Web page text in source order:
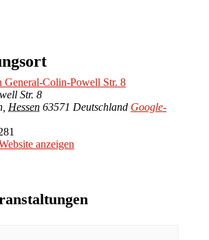
General-Colin-Powell Str. 8
Str. 8
Hessen 63571 Deutschland Google-
anzeigen